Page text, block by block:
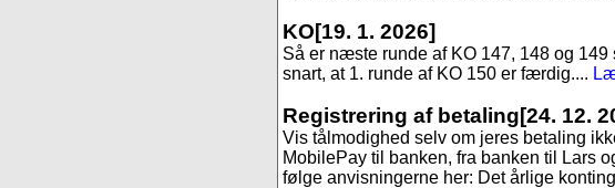
KO[19. 1. 2026]
Så er næste runde af KO 147, 148 og
snart, at 1. runde af KO 150 er færdig....
Registrering af betaling[24. 12.
Vis tålmodighed selv om jeres betaling
MobilePay til banken, fra banken til Lars
følge anvisningerne her: Det årlige